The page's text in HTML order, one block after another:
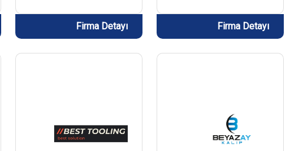
Firma Detayı Firma Detayı